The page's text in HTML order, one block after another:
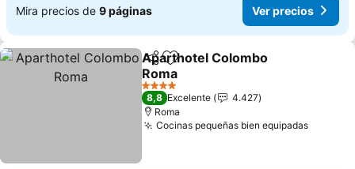
Mira precios de 9 páginas Ver precios
CompartirAgregar a favoritos
Aparthotel Colombo
Roma
Ver precios
4 Estrellas
8,8 Excelente
4.427
Roma
Cocinas pequeñas bien equipadasVer